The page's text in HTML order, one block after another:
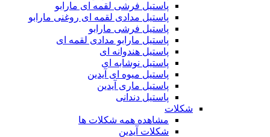
پاستیل فرشی لقمه ای مارابو
پاستیل مدادی لقمه ای روغنی مارابو
پاستیل فرشی مارابو
پاستیل مارابو مدادی لقمه ای
پاستیل هندوانه ای
پاستیل نوشابه ای
پاستیل میوه ای آیدین
پاستیل ماری آیدین
پاستیل دندانی
شکلات
مشاهده همه شکلات ها
شکلات آیدین